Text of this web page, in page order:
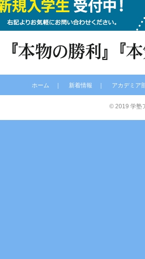
ホーム 新着情報 アカデミア
© 2019 学塾